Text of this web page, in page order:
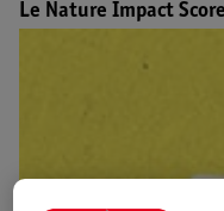
Le Nature Impact Score